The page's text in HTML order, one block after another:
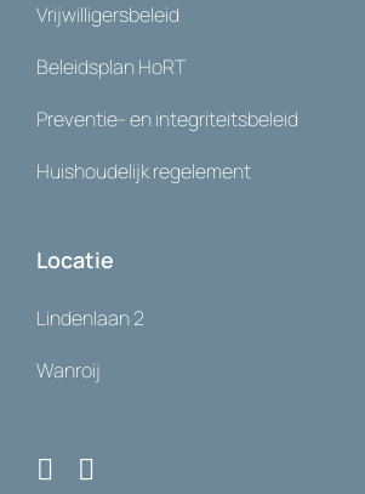
Vrijwilligersbeleid
Beleidsplan HoRT
Preventie- en integriteitsbeleid
Huishoudelijk regelement
Locatie
Lindenlaan 2
Wanroij